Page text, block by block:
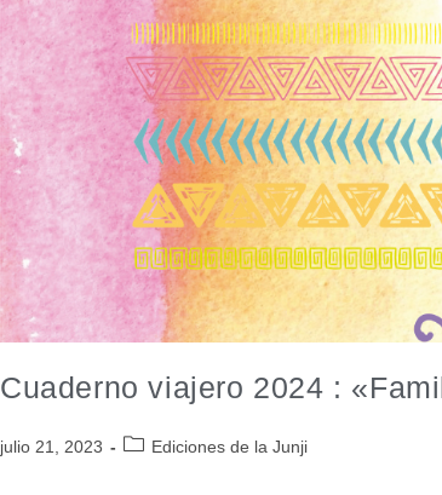
Cuaderno viajero 2024 :
julio 21, 2023 Ediciones de la Junji